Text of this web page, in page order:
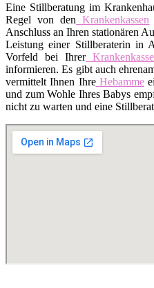
Eine Stillberatung im
Regel von den Krankenkassen
Anschluss an Ihren stationären
Leistung einer Stillberaterin in
Vorfeld bei IhrerKrankenkasse
informieren. Es gibt auch
vermittelt Ihnen IhreHebamme
und zum Wohle Ihres Babys
nicht zu warten und eine